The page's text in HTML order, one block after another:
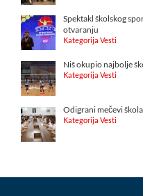
Spektakl školskog
otvaranju
Kategorija Vesti
Niš okupio najbolje
Kategorija Vesti
Odigrani mečevi
Kategorija Vesti